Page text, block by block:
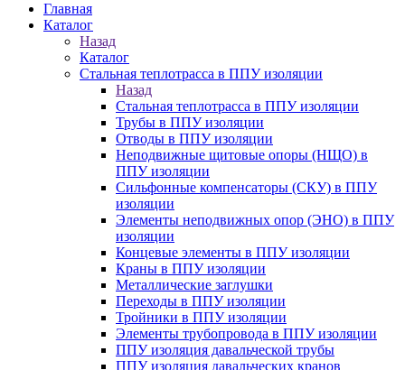
Главная
Каталог
Назад
Каталог
Стальная теплотрасса в ППУ изоляции
Назад
Стальная теплотрасса в ППУ изоляции
Трубы в ППУ изоляции
Отводы в ППУ изоляции
Неподвижные щитовые опоры (НЩО) в
ППУ изоляции
Cильфонные компенсаторы (СКУ) в ППУ
изоляции
Элементы неподвижных опор (ЭНО) в ППУ
изоляции
Концевые элементы в ППУ изоляции
Краны в ППУ изоляции
Металлические заглушки
Переходы в ППУ изоляции
Тройники в ППУ изоляции
Элементы трубопровода в ППУ изоляции
ППУ изоляция давальческой трубы
ППУ изоляция давальческих кранов